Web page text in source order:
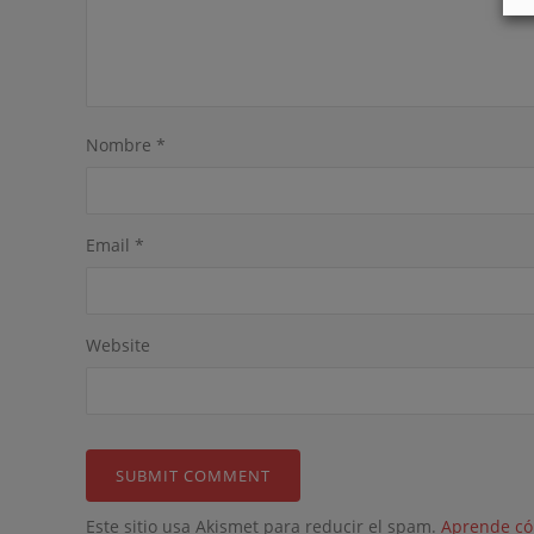
Nombre *
Email *
Website
Este sitio usa Akismet para reducir el spam. Aprende